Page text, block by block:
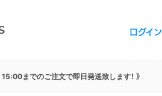
ログイン
15:00までのご注文で即日発送致します！ 》